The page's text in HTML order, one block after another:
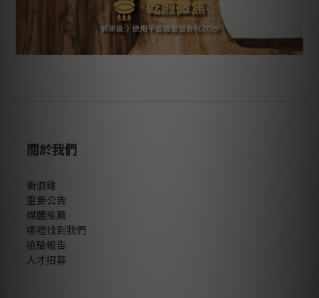
關於我們
衝浪雞
重要公告
媒體推薦
哪裡找到我們
檢驗報告
人才招募